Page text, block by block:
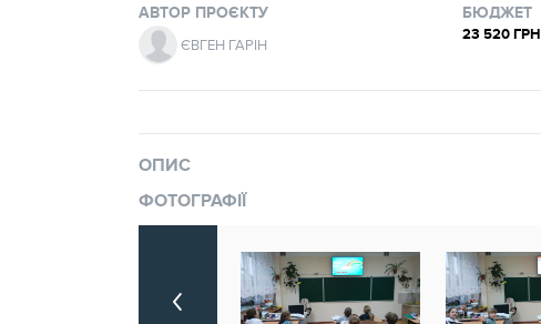
АВТОР ПРОЄКТУ
ЄВГЕН ГАРІН
БЮДЖЕТ
23 520 ГРН
ОПИС
ФОТОГРАФІЇ